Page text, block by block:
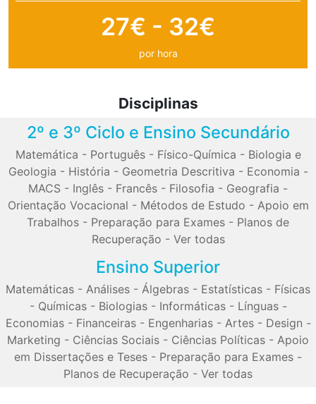
27€ - 32€
por hora
Disciplinas
2º e 3º Ciclo e Ensino Secundário
Matemática - Português- Físico-Química - Biologia e
Geologia - História - Geometria Descritiva - Economia -
MACS - Inglês - Francês - Filosofia - Geografia -
Orientação Vocacional - Métodos de Estudo - Apoio em
Trabalhos - Preparação para Exames - Planos de
Recuperação - Ver todas
Ensino Superior
Matemáticas - Análises - Álgebras - Estatísticas - Físicas
- Químicas- Biologias- Informáticas- Línguas-
Economias- Financeiras- Engenharias- Artes- Design -
Marketing - Ciências Sociais - Ciências Políticas - Apoio
em Dissertações e Teses - Preparação para Exames -
Planos de Recuperação - Ver todas